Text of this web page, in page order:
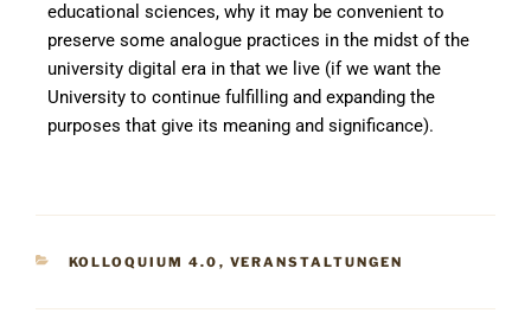
educational sciences, why it may be convenient to
preserve some analogue practices in the midst of the
university digital era in that we live (if we want the
University to continue fulfilling and expanding the
purposes that give its meaning and significance).
KOLLOQUIUM 4.0 , VERANSTALTUNGEN